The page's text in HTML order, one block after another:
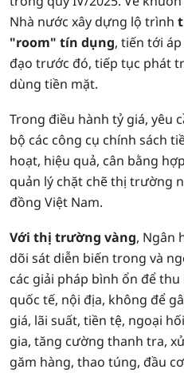
Nhà nước xây dựng lộ trình
"room" tín dụng, tiến tới
đạo trước đó, tiếp tục phát
dùng tiền mặt.
Trong điều hành tỷ giá, yêu
bộ các công cụ chính sách
hoạt, hiệu quả, cân bằng
quản lý chặt chẽ thị trường
đồng Việt Nam.
Với thị trường vàng, Ngân
dõi sát diễn biến trong và
các giải pháp bình ổn để
quốc tế, nội địa, không để
giá, lãi suất, tiền tệ, ngoại
gia, tăng cường thanh tra,
găm hàng, thao túng, đầu